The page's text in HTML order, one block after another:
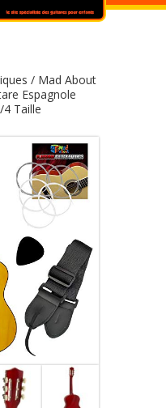
/ Mad About
Espagnole
Taille